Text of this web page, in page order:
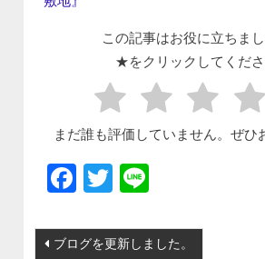
この記事はお役に立ちま
★をクリックしてくださ
まだ誰も評価していません。ぜひ
Facebook
Twitter
投稿ナビゲーション
ブログを更新しました。